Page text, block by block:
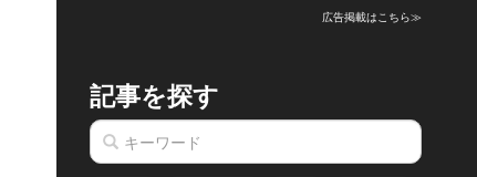
広告掲載はこちら≫
記事を探す